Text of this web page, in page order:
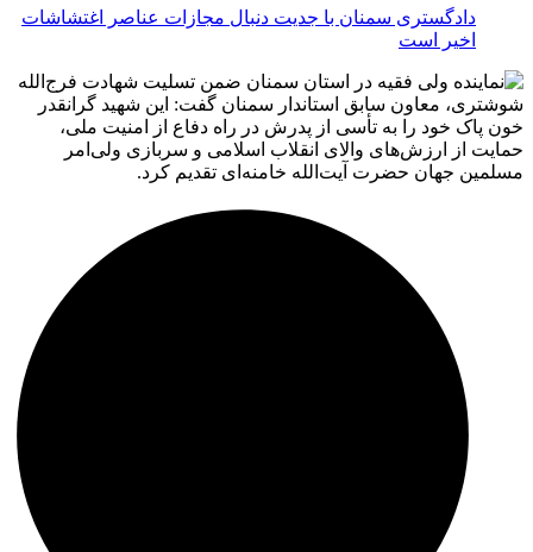
دادگستری سمنان با جدیت دنبال مجازات عناصر اغتشاشات
اخیر است